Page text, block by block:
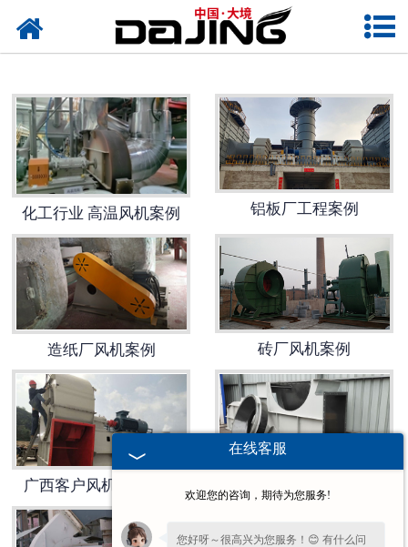
网站首页
产品中心
应用案例
服务支持
风机知识
新闻中心
联系我们
化工行业 高温风机案例 铝板厂工程案例
造纸厂风机案例 砖厂风机案例
广西客户风机安装现场
在线客服
欢迎您的咨询，期待为您服务!
您好呀～很高兴为您服务！😊 有什么问